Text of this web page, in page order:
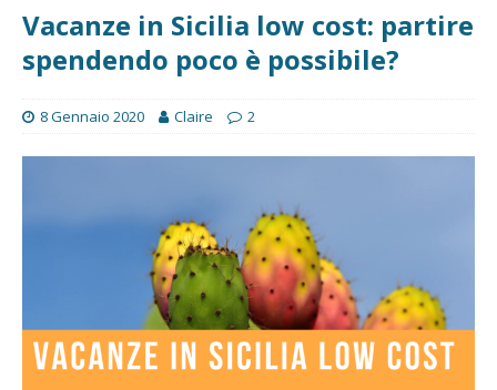
Vacanze in Sicilia low cost: partire
spendendo poco è possibile?
8 Gennaio 2020 Claire 2